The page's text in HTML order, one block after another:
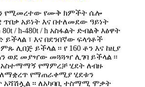
የሚመረተው የሙቅ ክምችት ሴሎ
ጥበቃ አይነት እና በተለመደው ዓይነት
/ h-480t / h አስፋልት ድብልቅ እፅዋት
ይችላል ፣ እና በደንበኛው ፍላጎቶች
ሊበጅ ይችላል ፡፡ የ 160 ቶን እና ከዚያ
ወደ መያዣው መጓጓዣ ሊገባ ይችላል ፡፡
አስተማማኝ የማምረቻ ሂደት ለብዙ
የማጠራቀሚያ ሂደቱን
አሻሽሏል ፡፡ ለአካባቢ ተስማሚ ሞቃት